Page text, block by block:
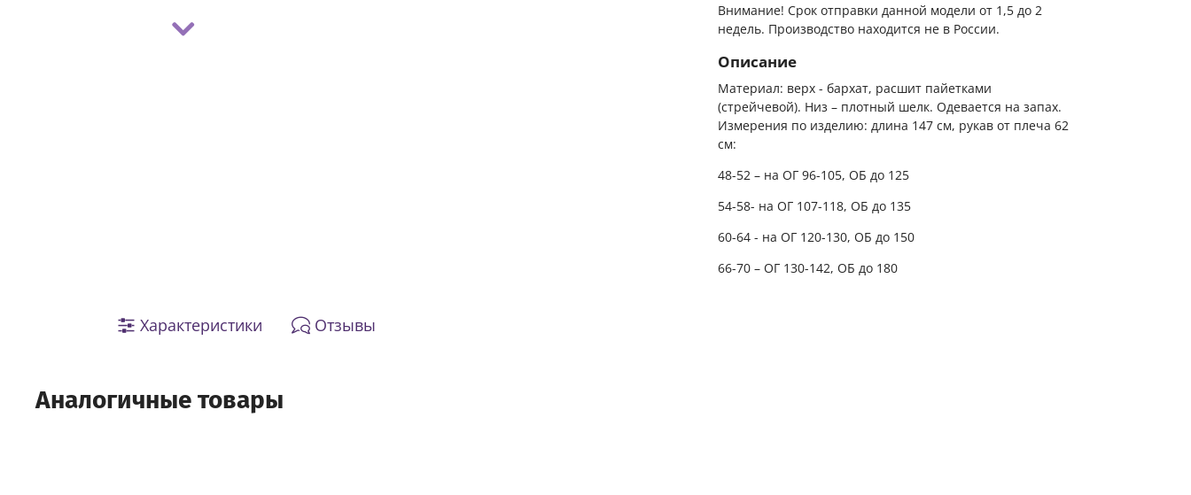
Внимание! Срок отправки данной модели от 1,5 до 2
недель. Производство находится не в России.
Описание
Материал: верх - бархат, расшит пайетками
(стрейчевой). Низ – плотный шелк. Одевается на запах.
Измерения по изделию: длина 147 см, рукав от плеча 62
см:
48-52 – на ОГ 96-105, ОБ до 125
54-58- на ОГ 107-118, ОБ до 135
60-64 - на ОГ 120-130, ОБ до 150
66-70 – ОГ 130-142, ОБ до 180
Характеристики Отзывы
Аналогичные товары